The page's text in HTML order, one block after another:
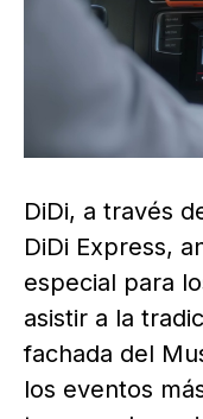
DiDi, a través
DiDi Express,
especial para
asistir a la
fachada del
los eventos